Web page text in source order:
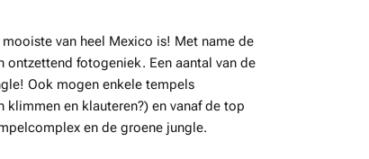
van heel Mexico is! Met name de
fotogeniek. Een aantal van de
Ook mogen enkele tempels
en klauteren?) en vanaf de top
en de groene jungle.